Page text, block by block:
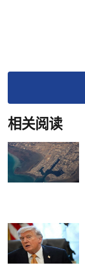
相关阅读